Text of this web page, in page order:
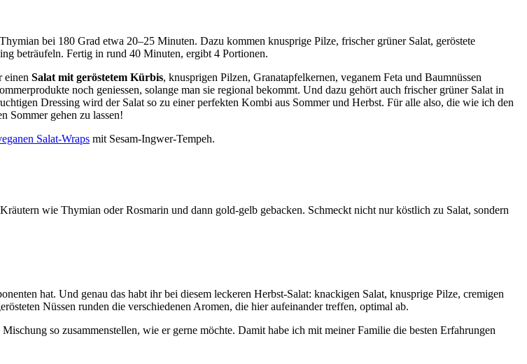
bei 180 Grad etwa 20–25 Minuten. Dazu kommen knusprige Pilze, frischer grüner Salat, geröstete
beträufeln. Fertig in rund 40 Minuten, ergibt 4 Portionen.
einen Salat mit geröstetem Kürbis, knusprigen Pilzen, Granatapfelkernen, veganem Feta und Baumnüssen
noch geniessen, solange man sie regional bekommt. Und dazu gehört auch frischer grüner Salat in
Dressing wird der Salat so zu einer perfekten Kombi aus Sommer und Herbst. Für alle also, die wie ich den
Sommer gehen zu lassen!
Salat-Wraps mit Sesam-Ingwer-Tempeh.
wie Thymian oder Rosmarin und dann gold-gelb gebacken. Schmeckt nicht nur köstlich zu Salat, sondern
hat. Und genau das habt ihr bei diesem leckeren Herbst-Salat: knackigen Salat, knusprige Pilze, cremigen
Nüssen runden die verschiedenen Aromen, die hier aufeinander treffen, optimal ab.
so zusammenstellen, wie er gerne möchte. Damit habe ich mit meiner Familie die besten Erfahrungen